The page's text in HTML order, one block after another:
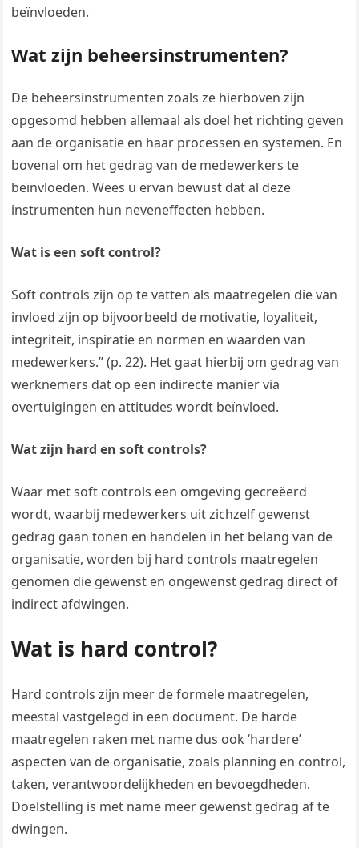
beïnvloeden.
Wat zijn beheersinstrumenten?
De beheersinstrumenten zoals ze hierboven zijn
opgesomd hebben allemaal als doel het richting geven
aan de organisatie en haar processen en systemen. En
bovenal om het gedrag van de medewerkers te
beïnvloeden. Wees u ervan bewust dat al deze
instrumenten hun neveneffecten hebben.
Wat is een soft control?
Soft controls zijn op te vatten als maatregelen die van
invloed zijn op bijvoorbeeld de motivatie, loyaliteit,
integriteit, inspiratie en normen en waarden van
medewerkers.” (p. 22). Het gaat hierbij om gedrag van
werknemers dat op een indirecte manier via
overtuigingen en attitudes wordt beïnvloed.
Wat zijn hard en soft controls?
Waar met soft controls een omgeving gecreëerd
wordt, waarbij medewerkers uit zichzelf gewenst
gedrag gaan tonen en handelen in het belang van de
organisatie, worden bij hard controls maatregelen
genomen die gewenst en ongewenst gedrag direct of
indirect afdwingen.
Wat is hard control?
Hard controls zijn meer de formele maatregelen,
meestal vastgelegd in een document. De harde
maatregelen raken met name dus ook ‘hardere’
aspecten van de organisatie, zoals planning en control,
taken, verantwoordelijkheden en bevoegdheden.
Doelstelling is met name meer gewenst gedrag af te
dwingen.